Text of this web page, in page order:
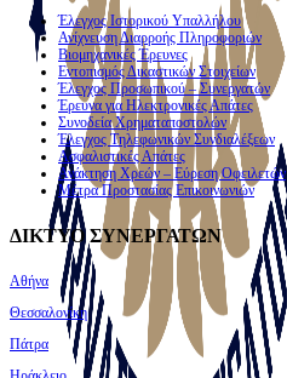
Έλεγχος Ιστορικού Υπαλλήλου
Ανίχνευση Διαρροής Πληροφοριών
Βιομηχανικές Έρευνες
Εντοπισμός Δικαστικών Στοιχείων
Έλεγχος Προσωπικού – Συνεργατών
Έρευνα για Ηλεκτρονικές Απάτες
Συνοδεία Χρηματαποστολών
Έλεγχος Τηλεφωνικών Συνδιαλέξεων
Ασφαλιστικές Απάτες
Ανάκτηση Χρεών – Εύρεση Οφειλετών
Μέτρα Προστασίας Επικοινωνιών
ΔΙΚΤΥΟ ΣΥΝΕΡΓΑΤΩΝ
Αθήνα
Θεσσαλονίκη
Πάτρα